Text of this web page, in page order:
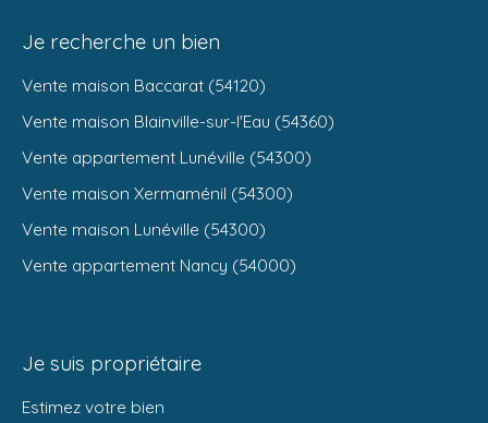
Je recherche un bien
Vente maison Baccarat (54120)
Vente maison Blainville-sur-l'Eau (54360)
Vente appartement Lunéville (54300)
Vente maison Xermaménil (54300)
Vente maison Lunéville (54300)
Vente appartement Nancy (54000)
Je suis propriétaire
Estimez votre bien